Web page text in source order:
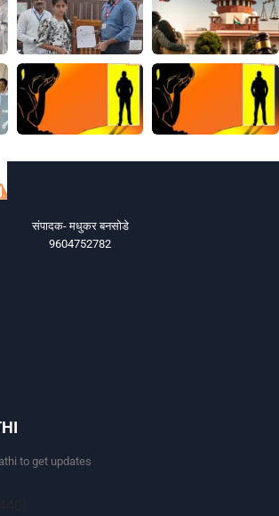
संपादक- मधुकर बनसोडे
9604752782
to get updates